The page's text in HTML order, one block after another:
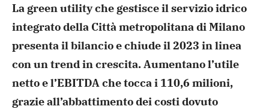
La green utility che gestisce il servizio idrico
integrato della Città metropolitana di Milano
presenta il bilancio e chiude il 2023 in linea
con un trend in crescita.Aumentano l’utile
netto e l’EBITDA che tocca i 110,6 milioni,
grazie all’abbattimento dei costi dovuto